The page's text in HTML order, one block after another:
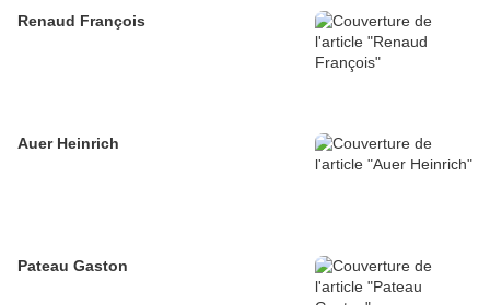
Renaud François
Auer Heinrich
Pateau Gaston